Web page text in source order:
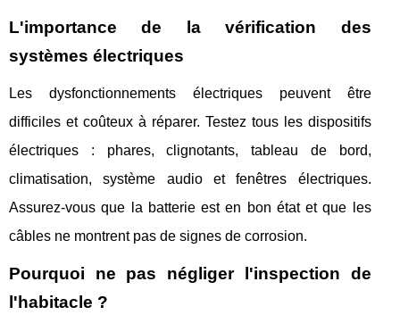
L'importance de la vérification des
systèmes électriques
Les dysfonctionnements électriques peuvent être
difficiles et coûteux à réparer. Testez tous les dispositifs
électriques : phares, clignotants, tableau de bord,
climatisation, système audio et fenêtres électriques.
Assurez-vous que la batterie est en bon état et que les
câbles ne montrent pas de signes de corrosion.
Pourquoi ne pas négliger l'inspection de
l'habitacle ?